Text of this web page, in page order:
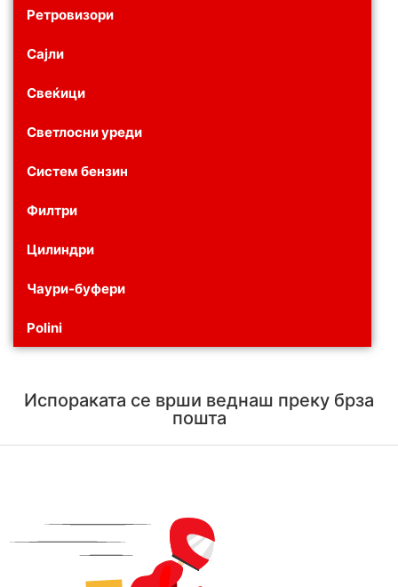
Ретровизори
Сајли
Свеќици
Светлосни уреди
Систем бензин
Филтри
Цилиндри
Чаури-буфери
Polini
Испораката се врши веднаш преку брза
пошта